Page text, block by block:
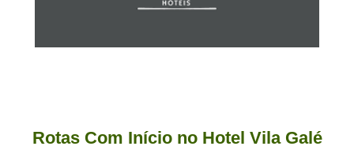
Rotas Com Início no Hotel Vila Galé